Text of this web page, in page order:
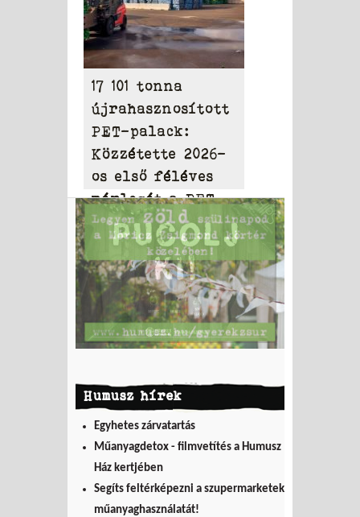
17 101 tonna
újrahasznosított
PET-palack:
Közzétette 2026-
os első féléves
mérlegét a PET
to PET
Humusz hírek
Egyhetes zárvatartás
Műanyagdetox - filmvetítés a Humusz
Ház kertjében
Segíts feltérképezni a szupermarketek
műanyaghasználatát!